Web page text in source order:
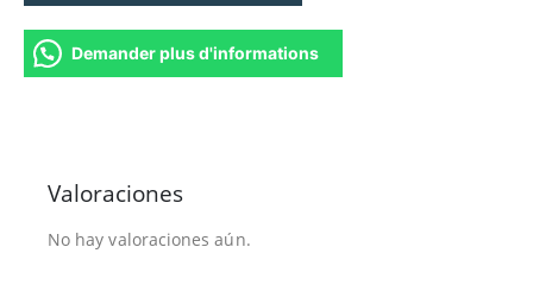
Demander plus d'informations
Valoraciones
No hay valoraciones aún.